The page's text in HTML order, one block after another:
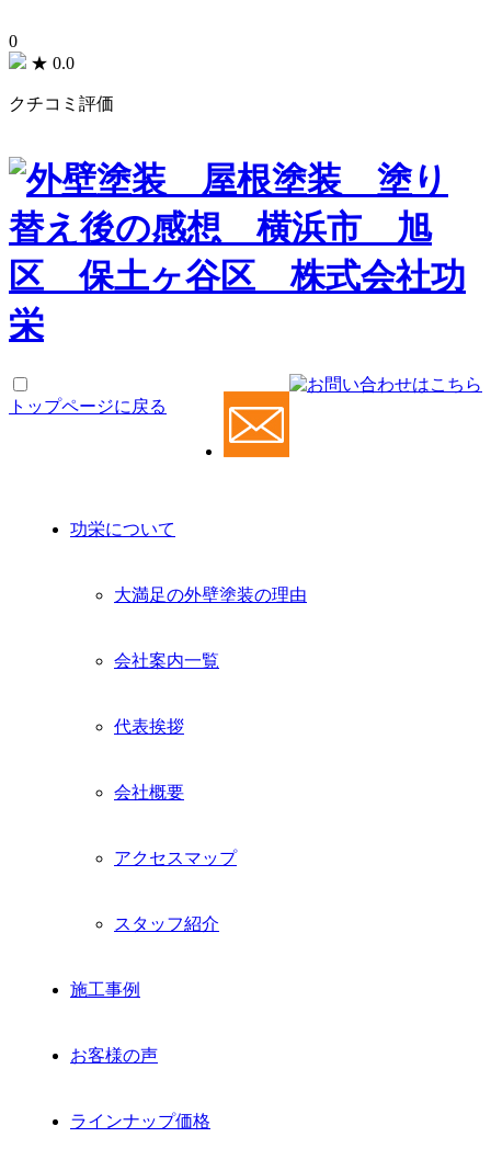
0
★ 0.0
クチコミ評価
功栄について
大満足の外壁塗装の理由
会社案内一覧
代表挨拶
会社概要
アクセスマップ
スタッフ紹介
施工事例
お客様の声
ラインナップ価格
トップページに戻る